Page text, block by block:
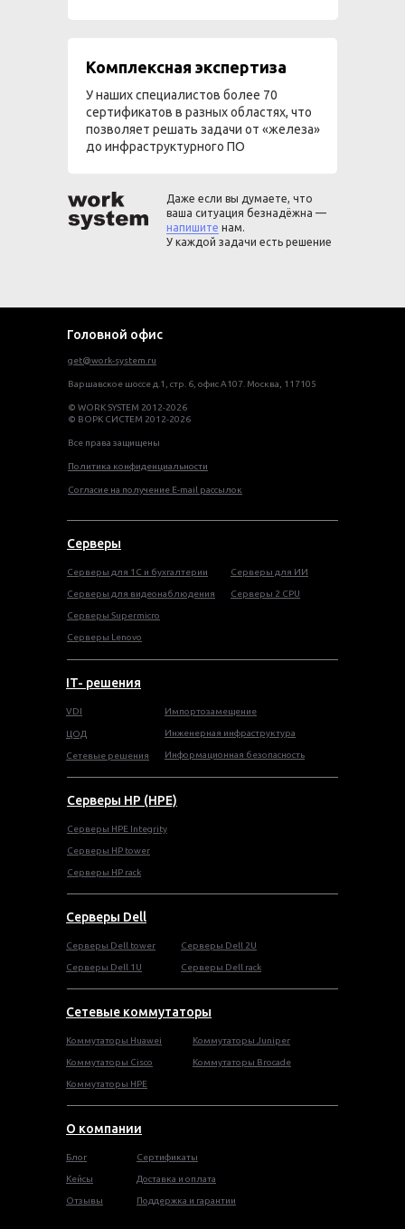
Комплексная экспертиза
У наших специалистов более 70
сертификатов в разных областях, что
позволяет решать задачи от «железа»
до инфраструктурного ПО
Даже если вы думаете, что
ваша ситуация безнадёжна —
напишите нам.
У каждой задачи есть решение
get@work-system.ru
Варшавское шоссе д.1, стр. 6, офис А107. Москва, 117105
© WORK SYSTEM 2012-2026
© ВОРК СИСТЕМ 2012-2026
Все права защищены
Политика конфиденциальности
Согласие на получение E-mail рассылок
Головной офис
Серверы
О компании
Серверы HP (HPE)
Серверы Dell
Сетевые коммутаторы
Серверы для 1С и бухгалтерии
Серверы для видеонаблюдения
Серверы Supermicro
Серверы HPE Integrity
Cерверы HP tower
Cерверы HP rack
Серверы Lenovo
Серверы для ИИ
Серверы 2 CPU
Cерверы Dell tower
Серверы Dell 1U
Серверы Dell 2U
Серверы Dell rack
VDI
ЦОД
Сетевые решения
Импортозамещение
Инженерная инфраструктура
Информационная безопасность
IT- решения
Блог
Кейсы
Отзывы
Сертификаты
Доставка и оплата
Поддержка и гарантии
Коммутаторы Huawei
Коммутаторы Cisco
Коммутаторы HPE
Коммутаторы Juniper
Коммутаторы Brocade